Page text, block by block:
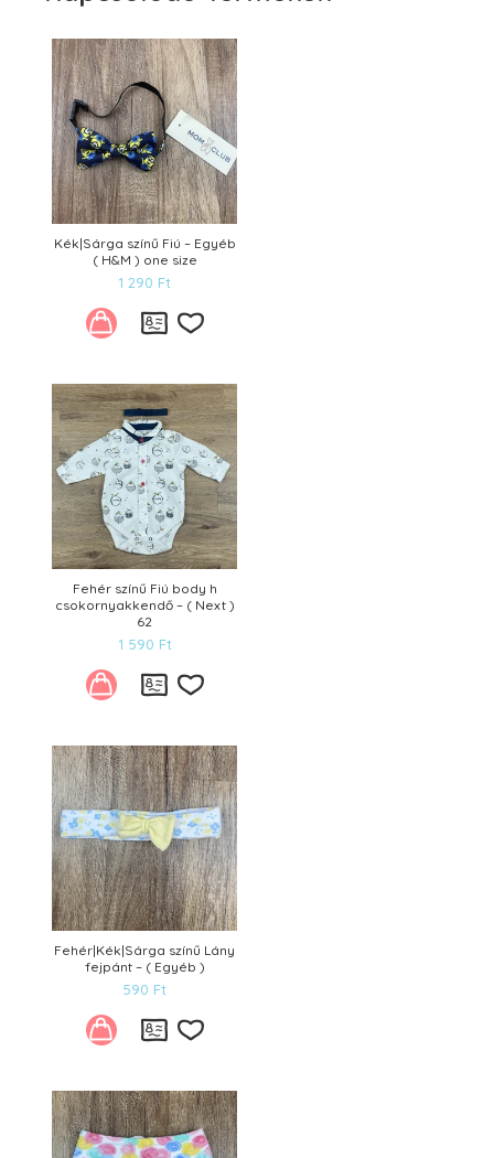
Kék|Sárga színű Fiú – Egyéb
( H&M ) one size
1 290 Ft
Kívánságlistára
Fehér színű Fiú body h
csokornyakkendő – ( Next )
62
1 590 Ft
Kívánságlistára
Fehér|Kék|Sárga színű Lány
fejpánt – ( Egyéb )
590 Ft
Kívánságlistára